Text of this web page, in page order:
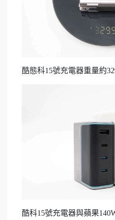
酷態科15號充電器重量約
酷科15號充電器與蘋果